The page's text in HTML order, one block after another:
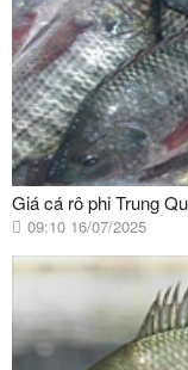
Giá cá rô phi Trung
09:10 16/07/2025